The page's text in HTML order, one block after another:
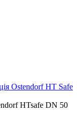
Ostendorf HT Safe
HTsafe DN 50